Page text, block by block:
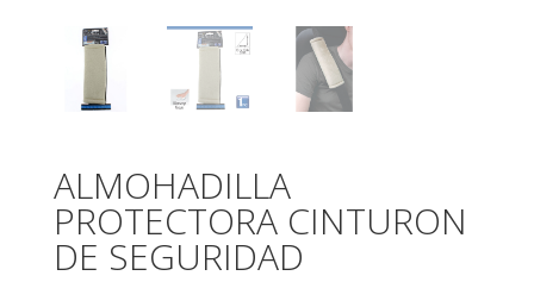
ALMOHADILLA
PROTECTORA CINTURON
DE SEGURIDAD